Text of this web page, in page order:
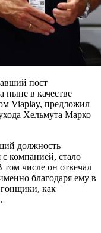
пост
ныне в качестве
Viaplay, предложил
Хельмута Марко
должность
с компанией, стало
том числе он отвечал
благодаря ему в
как